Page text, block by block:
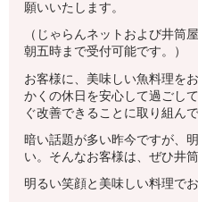
願いいたします。
（じゃらんネットおよび井筒
朝五時まで受付可能です。）
お客様に、美味しい魚料理を
かくの休日を安心して過ごし
ぐ改善できることに取り組ん
暗い話題が多い昨今ですが、
い。そんなお客様は、ぜひ井
明るい笑顔と美味しい料理で